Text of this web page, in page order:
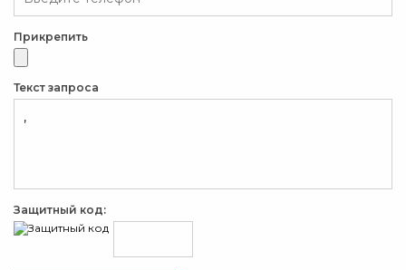
Прикрепить
Текст запроса
Защитный код: